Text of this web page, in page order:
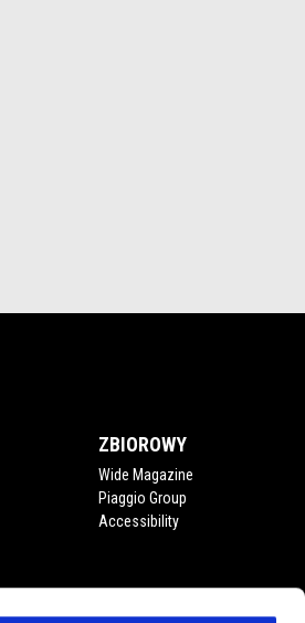
ZBIOROWY
Wide Magazine
Piaggio Group
Accessibility